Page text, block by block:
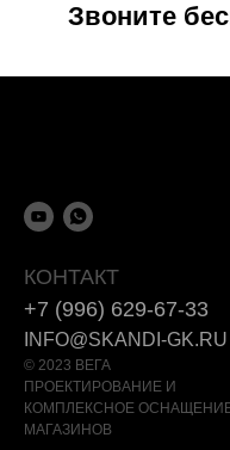
Звоните
КОНТАКТ
+7 (996) 629-67-33
INFO@SKANDI-GK.RU
© 2023 ВЕГА
ПРОЕКТИРОВАНИЕ И
КОМПЛЕКСНОЕ
МАГАЗИНОВ